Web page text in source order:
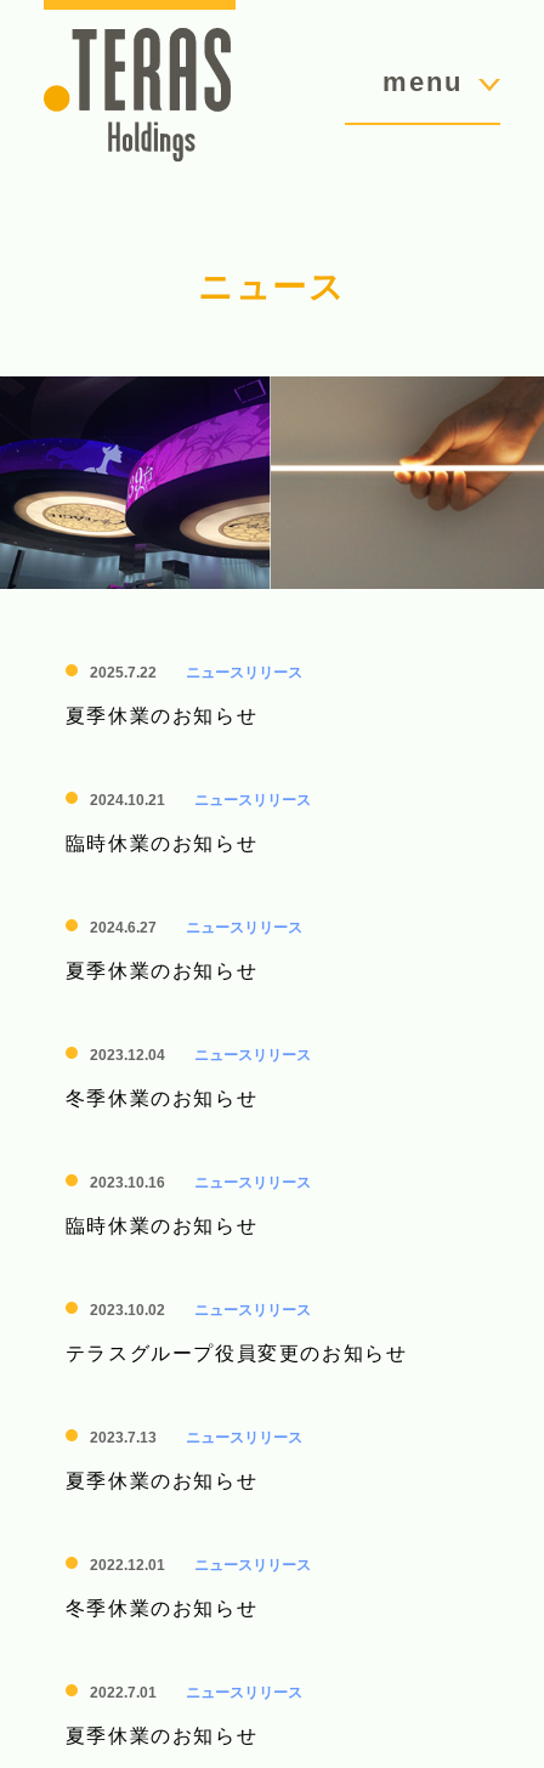
menu
ニュース
2025.7.22 ニュースリリース
夏季休業のお知らせ
2024.10.21 ニュースリリース
臨時休業のお知らせ
2024.6.27 ニュースリリース
夏季休業のお知らせ
2023.12.04 ニュースリリース
冬季休業のお知らせ
2023.10.16 ニュースリリース
臨時休業のお知らせ
2023.10.02 ニュースリリース
テラスグループ役員変更のお知らせ
2023.7.13 ニュースリリース
夏季休業のお知らせ
2022.12.01 ニュースリリース
冬季休業のお知らせ
2022.7.01 ニュースリリース
夏季休業のお知らせ